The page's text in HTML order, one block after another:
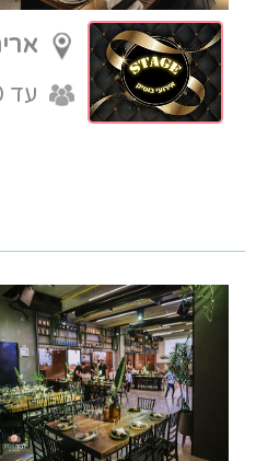
מקורי כל כך.
אריה רגב 9, נתניה
עד 120 איש
כשר
חופית
חופית - בית
אירועים אורבני,
בפרונט, ואווירה
כולל גלריה